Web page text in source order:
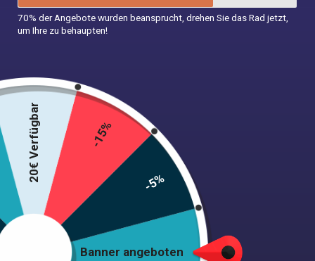
Der Retro Pin-up Shop bietet eine breite Palette von Pin-up-
Produkten, Sie werden unbedingt finden, die Ihnen passt.
Kontaktieren Sie uns
Unsere Kollektionen
Pin Up Kleid
Unsere Informationen
Mein Konto
70% der Angebote wurden beansprucht, drehen Sie das Rad jetzt,
um Ihre zu behaupten!
Banner angeboten
20€ Verfügbar -15%
-5%